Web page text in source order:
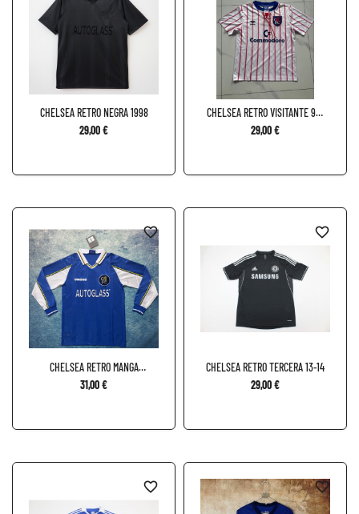
CHELSEA RETRO NEGRA 1998
29,00 €
CHELSEA RETRO VISITANTE 92-
94
29,00 €
CHELSEA RETRO MANGA
LARGA...
31,00 €
favorite_border
CHELSEA RETRO TERCERA 13-14
29,00 €
favorite_border
favorite_border favorite_border